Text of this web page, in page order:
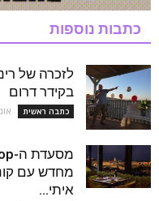
כתבות נוספות
לזכרה של
בקידר דרום
כתבה ראשית
מחדש עם
איתי...